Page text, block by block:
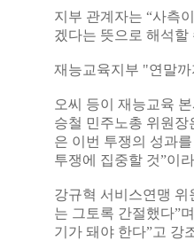
지부 관계자는 “사측
겠다는 뜻으로 해석할
재능교육지부 "연말
오씨 등이 재능교육
승철 민주노총 위원장
은 이번 투쟁의 성과
투쟁에 집중할 것”이
강규혁 서비스연맹
는 그토록 간절했다”
기가 돼야 한다”고 강